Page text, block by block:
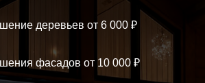
деревьев от 6 000 ₽
фасадов от 10 000 ₽